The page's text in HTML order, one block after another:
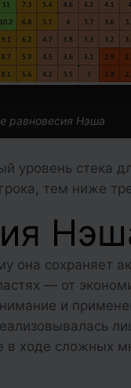
равновесия Нэша
уровень стека
тем ниже
сохраняет
— от
и
в ходе сложных